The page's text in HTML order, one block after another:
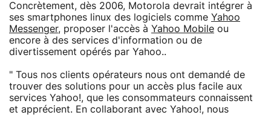
Concrètement, dès 2006, Motorola devrait intégrer à
ses smartphones linux des logiciels comme Yahoo
Messenger, proposer l'accès à Yahoo Mobile ou
encore à des services d'information ou de
divertissement opérés par Yahoo..
" Tous nos clients opérateurs nous ont demandé de
trouver des solutions pour un accès plus facile aux
services Yahoo!, que les consommateurs connaissent
et apprécient. En collaborant avec Yahoo!, nous